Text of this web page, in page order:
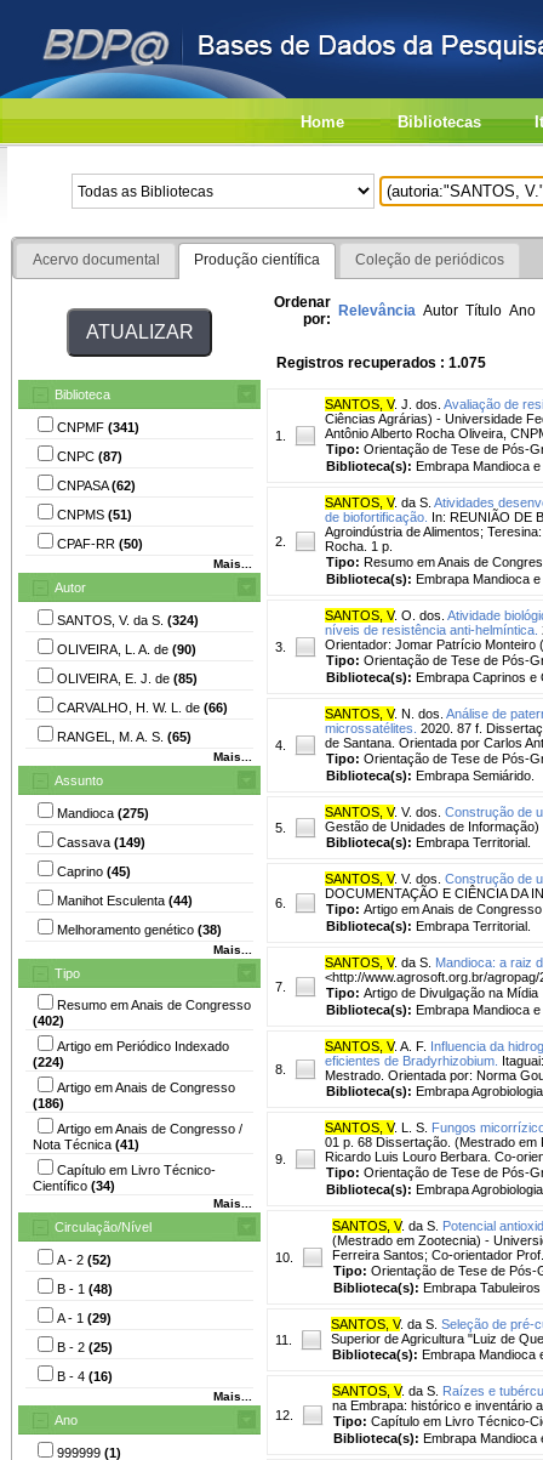
Home Bibliotecas
Acervo documental Produção científica Coleção de periódicos
Biblioteca
CNPMF (341)
CNPC (87)
CNPASA(62)
CNPMS (51)
CPAF-RR (50)
Mais...
Autor
SANTOS, V. da S. (324)
OLIVEIRA, L. A. de (90)
OLIVEIRA, E. J. de (85)
CARVALHO, H. W. L. de (66)
RANGEL, M. A. S. (65)
Mais...
Assunto
Mandioca (275)
Cassava (149)
Caprino (45)
Manihot Esculenta (44)
Melhoramento genético (38)
Mais...
Tipo
Resumo em Anais de Congresso
(402)
Artigo em Periódico Indexado
(224)
Artigo em Anais de Congresso
(186)
Artigo em Anais de Congresso /
Nota Técnica (41)
Capítulo em Livro Técnico-
Científico (34)
Mais...
Circulação/Nível
A - 2 (52)
B - 1 (48)
A - 1 (29)
B - 2 (25)
B - 4 (16)
Mais...
Ano
999999 (1)
Ordenar
por: Relevância Autor Título Ano
Registros recuperados : 1.075
1.
SANTOS, V. J. dos. Avaliação de
Ciências Agrárias) - Universidade
Antônio Alberto Rocha Oliveira,
Tipo: Orientação de Tese de Pós-
Biblioteca(s): Embrapa Mandioca
2.
SANTOS, V. da S. Atividades
de biofortificação. In: REUNIÃO DE
Agroindústria de Alimentos;
Rocha. 1 p.
Tipo: Resumo em Anais de
Biblioteca(s): Embrapa Mandioca
3.
SANTOS, V. O. dos. Atividade
níveis de resistência anti-helmíntica.
Orientador: Jomar Patrício Monteiro
Tipo: Orientação de Tese de Pós-
Biblioteca(s): Embrapa Caprinos e
4.
SANTOS, V. N. dos. Análise de
microssatélites. 2020. 87 f.
de Santana. Orientada por Carlos
Tipo: Orientação de Tese de Pós-
Biblioteca(s): Embrapa Semiárido.
5.
SANTOS, V. V. dos. Construção de
Gestão de Unidades de
Biblioteca(s): Embrapa Territorial.
6.
SANTOS, V. V. dos. Construção de
DOCUMENTAÇÃO E CIÊNCIA DA
Tipo: Artigo em Anais de Congresso
Biblioteca(s): Embrapa Territorial.
7.
SANTOS, V. da S. Mandioca: a raiz
<http://www.agrosoft.org.br/
Tipo: Artigo de Divulgação na Mídia
Biblioteca(s): Embrapa Mandioca
8.
SANTOS, V. A. F. Influencia da
eficientes de Bradyrhizobium.
Mestrado. Orientada por: Norma
Biblioteca(s): Embrapa
9.
SANTOS, V. L. S. Fungos
01 p. 68 Dissertação. (Mestrado em
Ricardo Luis Louro Berbara. Co-
Tipo: Orientação de Tese de Pós-
Biblioteca(s): Embrapa
10.
SANTOS, V. da S. Potencial
(Mestrado em Zootecnia) -
Ferreira Santos; Co-orientador
Tipo: Orientação de Tese de Pós-
Biblioteca(s): Embrapa
11.
SANTOS, V. da S. Seleção de pré-
Superior de Agricultura "Luiz de
Biblioteca(s): Embrapa Mandioca
12.
SANTOS, V. da S. Raízes e
na Embrapa: histórico e inventário
Tipo: Capítulo em Livro Técnico-
Biblioteca(s): Embrapa Mandioca